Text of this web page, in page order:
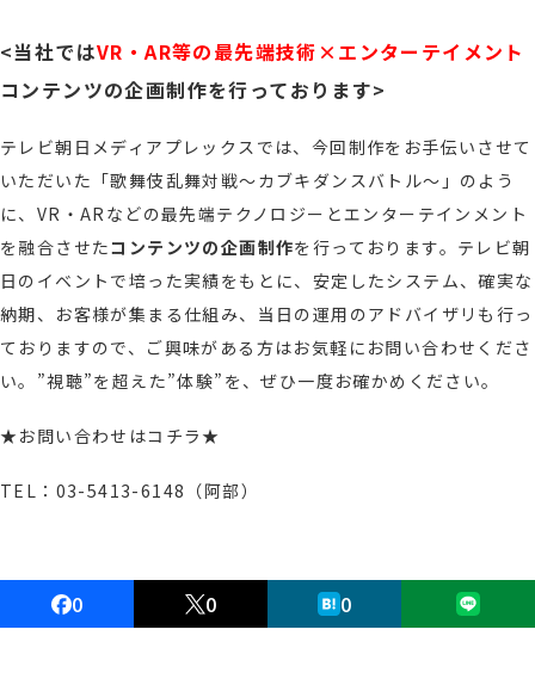
<当社ではVR・AR等の最先端技術×エンターテイメント
コンテンツの企画制作を行っております>
テレビ朝日メディアプレックスでは、今回制作をお手伝いさせて
いただいた「歌舞伎乱舞対戦～カブキダンスバトル～ 」のよう
に、 VR・ARなどの最先端テクノロジーとエンターテインメント
を融合させたコンテンツの企画制作を行っております。テレビ朝
日のイベントで培った実績をもとに、安定したシステム、確実な
納期、お客様が集まる仕組み、当日の運用のアドバイザリも行っ
ておりますので、ご興味がある方はお気軽にお問い合わせくださ
い。”視聴”を超えた”体験”を、ぜひ一度お確かめください。
★お問い合わせはコチラ★
TEL：03-5413-6148（阿部）
0 0 0